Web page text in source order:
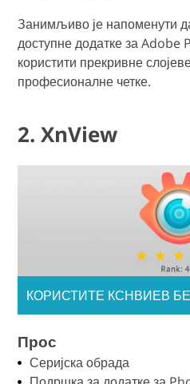
Занимљиво је напоменути
доступне додатке за
користити прекривне
професионалне четке.
2. XnView
КОРИСТИТЕ КСНВИЕВ
Прос
Серијска обрада